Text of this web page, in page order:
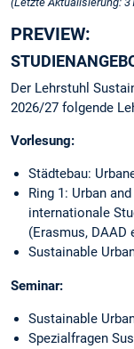
PREVIEW:
Der Lehrstuhl
2026/27 folgende
Vorlesung:
Städtebau:
Ring 1: Urban
internationale
(Erasmus, DAAD
Sustainable
Seminar:
Sustainable
Spezialfragen